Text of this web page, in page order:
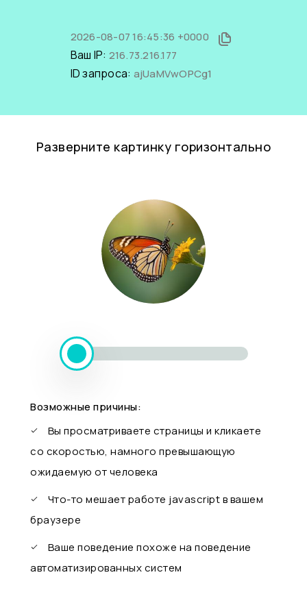
2026-08-07 16:45:36 +0000
Ваш IP: 216.73.216.177
ID запроса: ajUaMVwOPCg1
Разверните картинку горизонтально
Возможные причины:
Вы просматриваете страницы и кликаете
со скоростью, намного превышающую
ожидаемую от человека
Что-то мешает работе javascript в вашем
браузере
Ваше поведение похоже на поведение
автоматизированных систем